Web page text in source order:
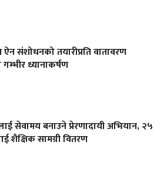
ऐन संशोधनको तयारीप्रति वातावरण
ध्यानाकर्षण
सेवामय बनाउने प्रेरणादायी अभियान, २५
शैक्षिक सामग्री वितरण